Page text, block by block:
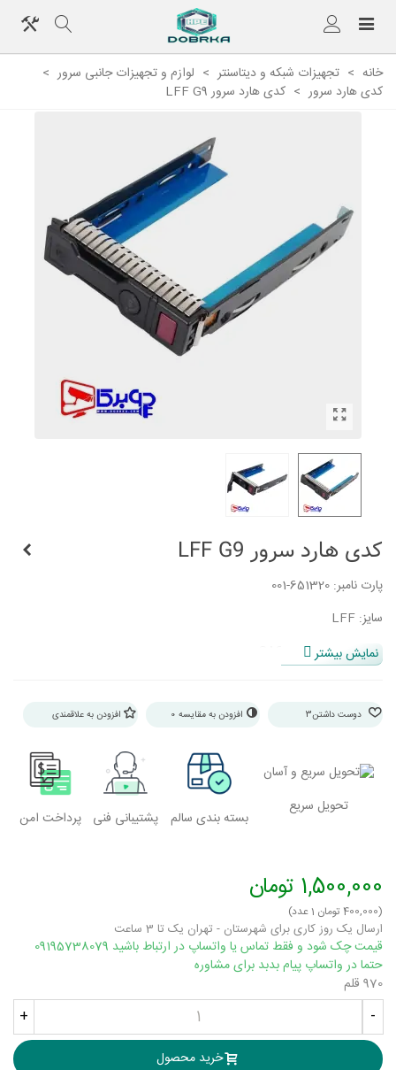
خانه > تجهیزات شبکه و دیتاسنتر > لوازم و تجهیزات جانبی سرور >
کدی هارد سرور > کدی هارد سرور LFF G9
کدی هارد سرور LFF G9
پارت نامبر: 651320-001
سایز: LFF
رابط: SAS/SATA/SSD
نمایش بیشتر
دوست داشتن3 افزودن به مقایسه 0 افزودن به علاقمندی
تحویل سریع
بسته بندی سالم پشتیبانی فنی پرداخت امن
1,500,000 تومان
(400,000 تومان 1 عدد)
ارسال یک روز کاری برای شهرستان - تهران یک تا 3 ساعت
قیمت چک شود و فقط تماس یا واتساپ در ارتباط باشید 09195738079
حتما در واتساپ پیام بدبد برای مشاوره
970 قلم
-
+
خرید محصول